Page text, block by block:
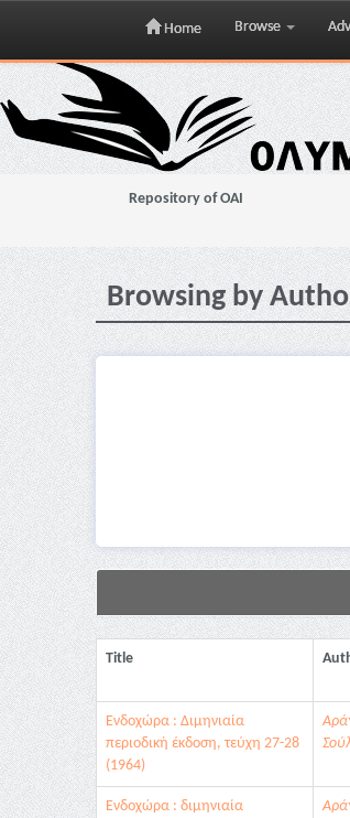
Skip
navigation
Home Browse
Repository of OAI
Browsing by
Title
Ενδοχώρα : Διμηνιαία
περιοδική έκδοση, τεύχη 27-28
(1964)
Ενδοχώρα : διμηνιαία